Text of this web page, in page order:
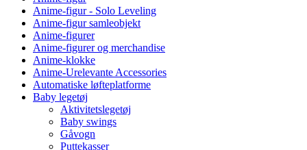
Anime-figur - Solo Leveling
Anime-figur samleobjekt
Anime-figurer
Anime-figurer og merchandise
Anime-klokke
Anime-Urelevante Accessories
Automatiske løfteplatforme
Baby legetøj
Aktivitetslegetøj
Baby swings
Gåvogn
Puttekasser